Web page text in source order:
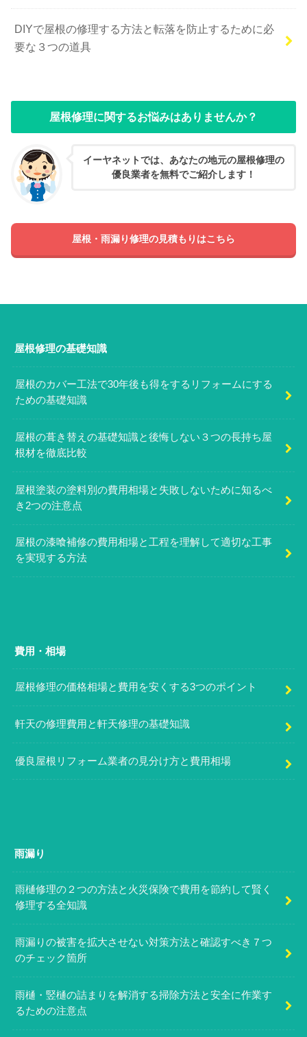
DIYで屋根の修理する方法と転落を防止するために必
要な３つの道具
屋根修理に関するお悩みはありませんか？
イーヤネットでは、あなたの地元の屋根修理の
優良業者を無料でご紹介します！
屋根・雨漏り修理の見積もりはこちら
屋根修理の基礎知識
屋根のカバー工法で30年後も得をするリフォームにする
ための基礎知識
屋根の葺き替えの基礎知識と後悔しない３つの長持ち屋
根材を徹底比較
屋根塗装の塗料別の費用相場と失敗しないために知るべ
き2つの注意点
屋根の漆喰補修の費用相場と工程を理解して適切な工事
を実現する方法
費用・相場
屋根修理の価格相場と費用を安くする3つのポイント
軒天の修理費用と軒天修理の基礎知識
優良屋根リフォーム業者の見分け方と費用相場
雨漏り
雨樋修理の２つの方法と火災保険で費用を節約して賢く
修理する全知識
雨漏りの被害を拡大させない対策方法と確認すべき７つ
のチェック箇所
雨樋・竪樋の詰まりを解消する掃除方法と安全に作業す
るための注意点